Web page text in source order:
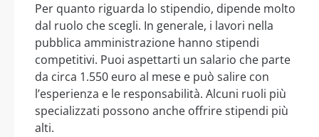
Per quanto riguarda lo stipendio, dipende molto
dal ruolo che scegli. In generale, i lavori nella
pubblica amministrazione hanno stipendi
competitivi. Puoi aspettarti un salario che parte
da circa 1.550 euro al mese e può salire con
l’esperienza e le responsabilità. Alcuni ruoli più
specializzati possono anche offrire stipendi più
alti.